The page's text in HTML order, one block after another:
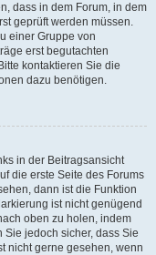
dass in dem Forum, in dem
geprüft werden müssen.
einer Gruppe von
erst begutachten
kontaktieren Sie die
dazu benötigen.
in der Beitragsansicht
die erste Seite des Forums
dann ist die Funktion
ist nicht genügend
oben zu holen, indem
jedoch sicher, dass Sie
nicht gerne gesehen, wenn